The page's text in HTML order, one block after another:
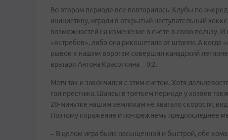
Во втором периоде все повторилось. Клубы по
инициативу, играли в открытый наступательный
возможностей на изменение в счете в свою пользу.
«ястребов», либо она рикошетила от штанги. А
рывок к нашим воротам совершил канадский
вратаря Антона Красоткина – 0:2.
Матч так и закончился с этим счетом. Хотя
гол престижа. Шансы в третьем периоде у хозяев
20-минутке нашим землякам не хватало скорости,
Поэтому поражение и по-прежнему предпоследнее
– В целом игра была насыщенной и быстрой, обе